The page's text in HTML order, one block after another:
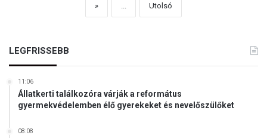
» ... Utolsó
LEGFRISSEBB
11:06
Állatkerti találkozóra várják a református
gyermekvédelemben élő gyerekeket és nevelőszülőket
08:08